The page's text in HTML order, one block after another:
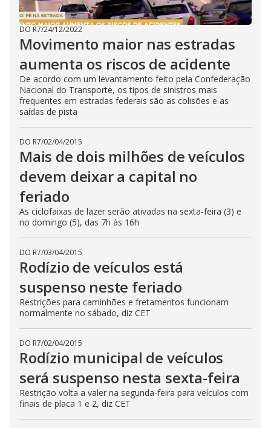
DO R7/24/12/2022
Movimento maior nas estradas
aumenta os riscos de acidente
De acordo com um levantamento feito pela Confederação
Nacional do Transporte, os tipos de sinistros mais
frequentes em estradas federais são as colisões e as
saídas de pista
DO R7/02/04/2015
Mais de dois milhões de veículos
devem deixar a capital no
feriado
As ciclofaixas de lazer serão ativadas na sexta-feira (3) e
no domingo (5), das 7h às 16h
DO R7/03/04/2015
Rodízio de veículos está
suspenso neste feriado
Restrições para caminhões e fretamentos funcionam
normalmente no sábado, diz CET
DO R7/02/04/2015
Rodízio municipal de veículos
será suspenso nesta sexta-feira
Restrição volta a valer na segunda-feira para veículos com
finais de placa 1 e 2, diz CET